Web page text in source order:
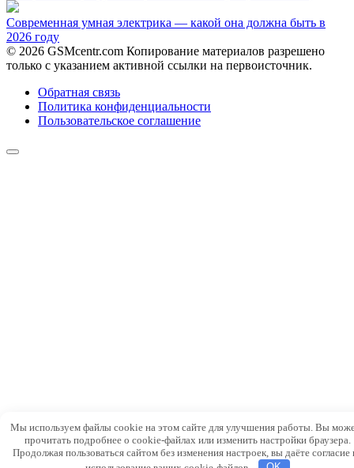
Современная умная электрика — какой она должна быть в
2026 году
© 2026 GSMcentr.com Копирование материалов разрешено
только с указанием активной ссылки на первоисточник.
Обратная связь
Политика конфиденциальности
Пользовательское соглашение
Мы используем файлы cookie на этом сайте для улучшения работы. Вы
прочитать подробнее о cookie-файлах или изменить настройки браузера.
Продолжая пользоваться сайтом без изменения настроек, вы даёте согласие